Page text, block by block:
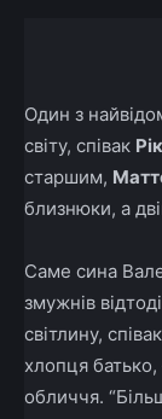
Один з
світу, співак
старшим,
близнюки, а
Саме сина
змужнів
світлину,
хлопця
обличчя.